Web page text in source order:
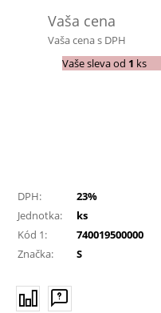
Vaša cena
Vaša cena s DPH
Vaše sleva od 1 ks
DPH:
23%
Jednotka:
ks
Kód 1:
740019500000
Značka:
S